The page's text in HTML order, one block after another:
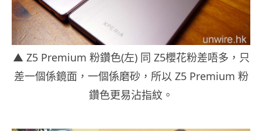
▲ Z5 Premium 粉鑽色(左) 同 Z5櫻花粉差唔多，只
差一個係鏡面，一個係磨砂，所以 Z5 Premium 粉
鑽色更易沾指紋。